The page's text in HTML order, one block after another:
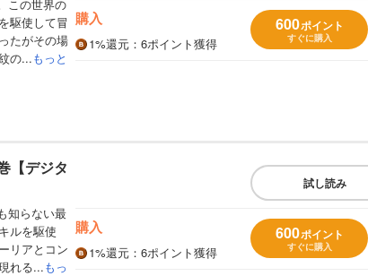
この世界の
駆使して冒
たがその場
の...もっと
購入
1%還元 ：6ポイント獲得
600ポイント
すぐに購入
【デジタ
知らない最
ルを駆使
リアとコン
れる...もっ
試し読み
購入
1%還元 ：6ポイント獲得
600ポイント
すぐに購入